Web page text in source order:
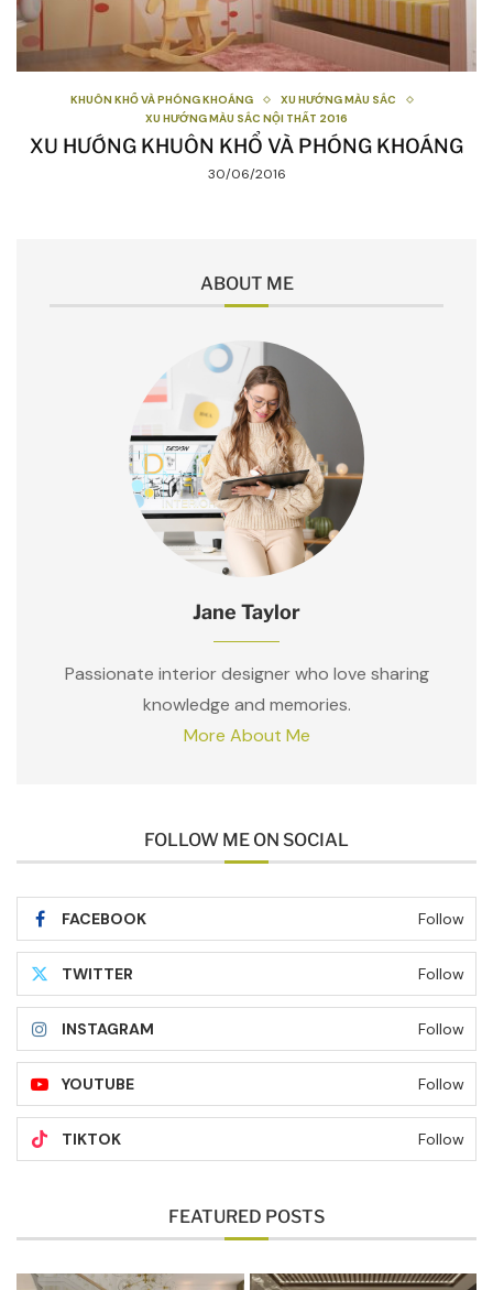
KHUÔN KHỔ VÀ PHÓNG KHOÁNG
XU HƯỚNG MÀU SẮC
XU HƯỚNG MÀU SẮC NỘI THẤT 2016
XU HƯỚNG KHUÔN KHỔ VÀ PHÓNG KHOÁNG
30/06/2016
ABOUT ME
Jane Taylor
Passionate interior designer who love sharing
knowledge and memories.
More About Me
FOLLOW ME ON SOCIAL
FACEBOOK Follow
TWITTER Follow
INSTAGRAM Follow
YOUTUBE Follow
TIKTOK Follow
FEATURED POSTS